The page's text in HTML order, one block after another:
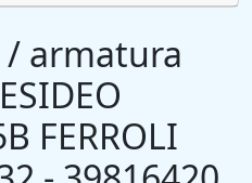
/ armatura
FERROLI